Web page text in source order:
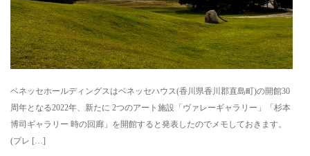
ベネッセホールディングスはベネッセハウス(香川県香川郡直島町)の開館30
周年となる2022年、新たに 2つのアート施設「ヴァレーギャラリー」「杉本
博司ギャラリー 時の回廊」を開館すると発表したのでメモしておきます。
(プレ […]